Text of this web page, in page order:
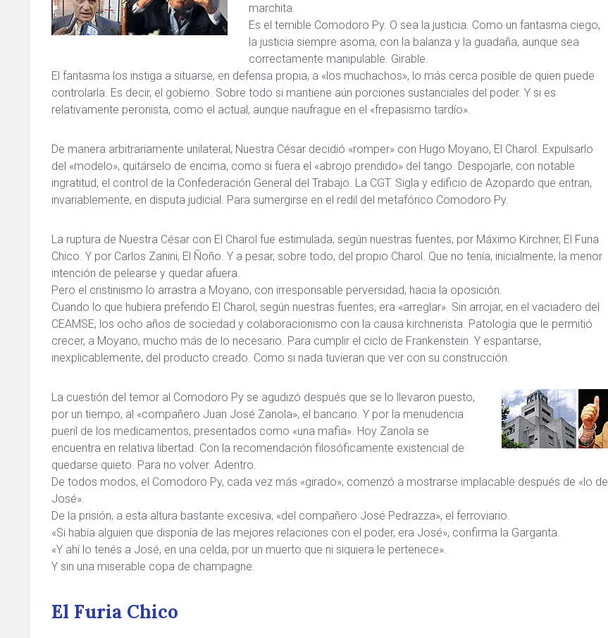
marchita.
Es el temible Comodoro Py. O sea la justicia. Como un fantasma ciego,
la justicia siempre asoma, con la balanza y la guadaña, aunque sea
correctamente manipulable. Girable.
El fantasma los instiga a situarse, en defensa propia, a «los muchachos», lo más cerca posible de quien puede
controlarla. Es decir, el gobierno. Sobre todo si mantiene aún porciones sustanciales del poder. Y si es
relativamente peronista, como el actual, aunque naufrague en el «frepasismo tardío».
De manera arbitrariamente unilateral, Nuestra César decidió «romper» con Hugo Moyano, El Charol. Expulsarlo
del «modelo», quitárselo de encima, como si fuera el «abrojo prendido» del tango. Despojarle, con notable
ingratitud, el control de la Confederación General del Trabajo. La CGT. Sigla y edificio de Azopardo que entran,
invariablemente, en disputa judicial. Para sumergirse en el redil del metafórico Comodoro Py.
La ruptura de Nuestra César con El Charol fue estimulada, según nuestras fuentes, por Máximo Kirchner, El Furia
Chico. Y por Carlos Zanini, El Ñoño. Y a pesar, sobre todo, del propio Charol. Que no tenía, inicialmente, la menor
intención de pelearse y quedar afuera.
Pero el cristinismo lo arrastra a Moyano, con irresponsable perversidad, hacia la oposición.
Cuando lo que hubiera preferido El Charol, según nuestras fuentes, era «arreglar». Sin arrojar, en el vaciadero del
CEAMSE, los ocho años de sociedad y colaboracionismo con la causa kirchnerista. Patología que le permitió
crecer, a Moyano, mucho más de lo necesario. Para cumplir el ciclo de Frankenstein. Y espantarse,
inexplicablemente, del producto creado. Como si nada tuvieran que ver con su construcción.
La cuestión del temor al Comodoro Py se agudizó después que se lo llevaron puesto,
por un tiempo, al «compañero Juan José Zanola», el bancario. Y por la menudencia
pueril de los medicamentos, presentados como «una mafia». Hoy Zanola se
encuentra en relativa libertad. Con la recomendación filosóficamente existencial de
quedarse quieto. Para no volver. Adentro.
De todos modos, el Comodoro Py, cada vez más «girado», comenzó a mostrarse implacable después de «lo de
José».
De la prisión, a esta altura bastante excesiva, «del compañero José Pedrazza», el ferroviario.
«Si había alguien que disponía de las mejores relaciones con el poder, era José», confirma la Garganta.
«Y ahí lo tenés a José, en una celda, por un muerto que ni siquiera le pertenece».
Y sin una miserable copa de champagne.
El Furia Chico